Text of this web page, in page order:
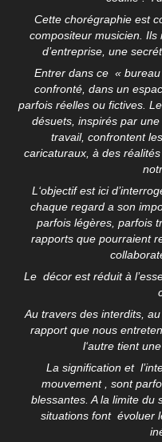
Cette chorégraphie est
compositeur musicien.
d’entreprise, une
Entrer dans ce « bureau
confronté, dans un
parfois réelles ou fictives.
désuets, inspirés par
travail, confrontent
caricaturaux, à des
L‘objectif est ici
chaque regard a son
parfois légères, parfois
rapports que pourraient
Le décor est réduit à
Au travers des interdits,
rapport que nous
l‘autre tient
La signification et
mouvement , sont
blessantes. A la limite du
situations font évoluer